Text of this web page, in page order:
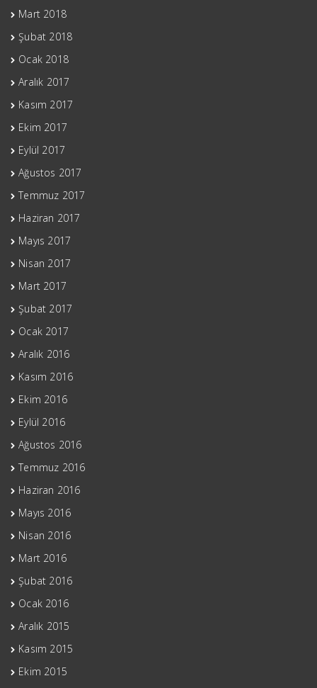
Mart 2018
Şubat 2018
Ocak 2018
Aralık 2017
Kasım 2017
Ekim 2017
Eylül 2017
Ağustos 2017
Temmuz 2017
Haziran 2017
Mayıs 2017
Nisan 2017
Mart 2017
Şubat 2017
Ocak 2017
Aralık 2016
Kasım 2016
Ekim 2016
Eylül 2016
Ağustos 2016
Temmuz 2016
Haziran 2016
Mayıs 2016
Nisan 2016
Mart 2016
Şubat 2016
Ocak 2016
Aralık 2015
Kasım 2015
Ekim 2015